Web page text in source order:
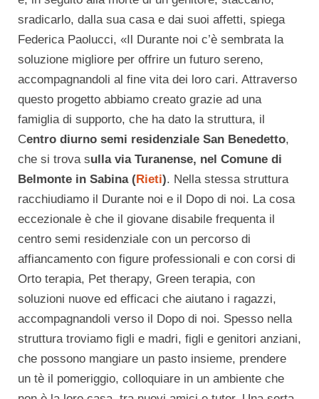
sradicarlo, dalla sua casa e dai suoi affetti, spiega
Federica Paolucci, «Il Durante noi c’è sembrata la
soluzione migliore per offrire un futuro sereno,
accompagnandoli al fine vita dei loro cari. Attraverso
questo progetto abbiamo creato grazie ad una
famiglia di supporto, che ha dato la struttura, il
Centro diurno semi residenziale San Benedetto,
che si trova sulla via Turanense, nel Comune di
Belmonte in Sabina (Rieti). Nella stessa struttura
racchiudiamo il Durante noi e il Dopo di noi. La cosa
eccezionale è che il giovane disabile frequenta il
centro semi residenziale con un percorso di
affiancamento con figure professionali e con corsi di
Orto terapia, Pet therapy, Green terapia, con
soluzioni nuove ed efficaci che aiutano i ragazzi,
accompagnandoli verso il Dopo di noi. Spesso nella
struttura troviamo figli e madri, figli e genitori anziani,
che possono mangiare un pasto insieme, prendere
un tè il pomeriggio, colloquiare in un ambiente che